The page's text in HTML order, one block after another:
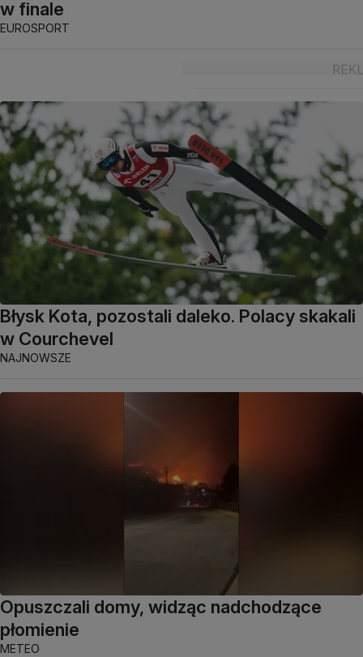
w finale
EUROSPORT
Błysk Kota, pozostali daleko. Polacy skakali
w Courchevel
NAJNOWSZE
Opuszczali domy, widząc nadchodzące
płomienie
METEO